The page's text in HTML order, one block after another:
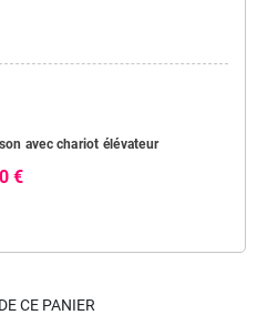
avec chariot élévateur
€
CE PANIER